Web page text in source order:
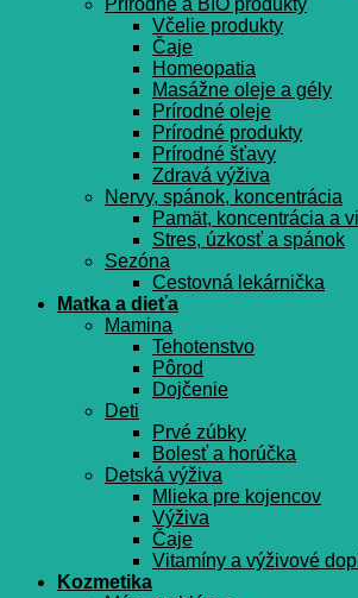
Prírodné a BIO produkty
Včelie produkty
Čaje
Homeopatia
Masážne oleje a gély
Prírodné oleje
Prírodné produkty
Prírodné šťavy
Zdravá výživa
Nervy, spánok, koncentrácia
Pamät, koncentrácia a
Stres, úzkosť a spánok
Sezóna
Cestovná lekárnička
Matka a dieťa
Mamina
Tehotenstvo
Pôrod
Dojčenie
Deti
Prvé zúbky
Bolesť a horúčka
Detská výživa
Mlieka pre kojencov
Výživa
Čaje
Vitamíny a výživové
Kozmetika